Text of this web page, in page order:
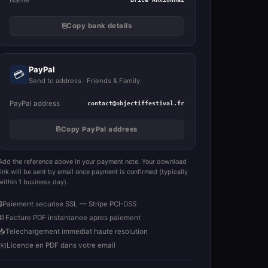
⎘Copy bank details
💳 PayPal
Send to address · Friends & Family
PayPal address contact@objectiffestival.fr
⎘Copy PayPal address
the reference above in your payment note. Your download
will be sent by email once payment is confirmed (typically
1 business day).
Paiement securise SSL — Stripe PCI-DSS
📄 Facture PDF instantanee apres paiement
Telechargement immediat haute resolution
Licence en PDF dans votre email